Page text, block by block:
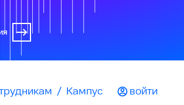
/
Кампус
войти